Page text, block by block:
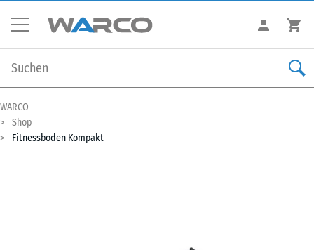
WARCO
Shop
Fitnessboden Kompakt